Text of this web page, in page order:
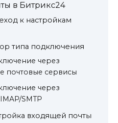
в Битрикс24
к настройкам
типа подключения
через
почтовые сервисы
через
SMTP
входящей почты